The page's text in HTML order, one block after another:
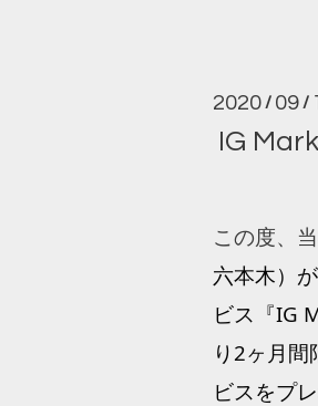
2020 / 09 /
IG
この度、
六本木）
ビス『IG
り2ヶ月
ビスをプ